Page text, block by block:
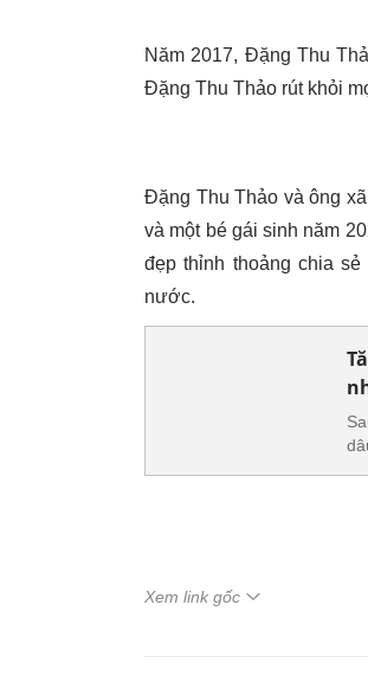
Năm 2017, Đặng Thu
Đặng Thu Thảo rút khỏi
Đặng Thu Thảo và ông
và một bé gái sinh năm
đẹp thỉnh thoảng chia
nước.
Xem link gốc